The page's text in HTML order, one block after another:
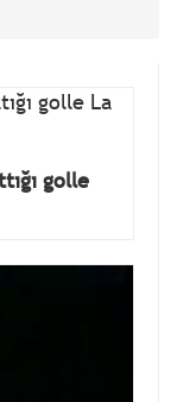
golle